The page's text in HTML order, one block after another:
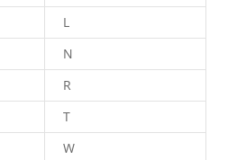
L
N
R
T
W